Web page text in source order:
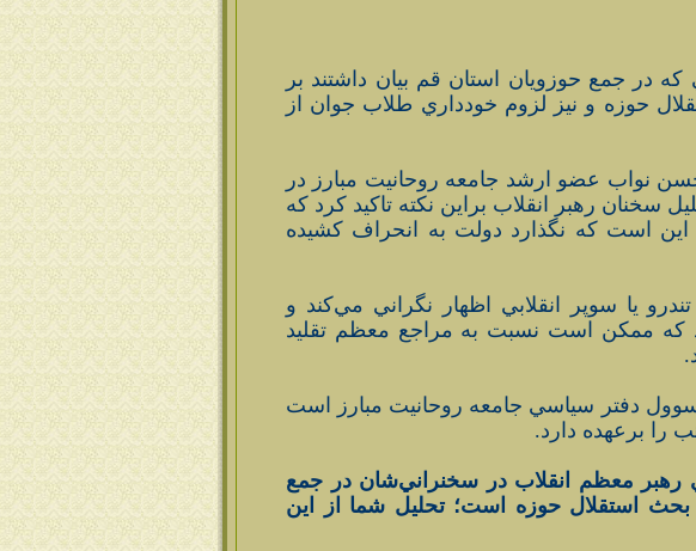
در جمع حوزويان استان قم بيان داشتند بر
حوزه و نيز لزوم خودداري طلاب جوان از
نواب عضو ارشد جامعه روحانيت مبارز در
سخنان رهبر انقلاب براين نكته تاكيد كرد كه
است كه نگذارد دولت به انحراف كشيده
يا سوپر انقلابي اظهار نگراني مي‌كند و
كه ممكن است نسبت به مراجع معظم تقليد
دفتر سياسي جامعه روحانيت مبارز است
را برعهده دارد.
رهبر معظم انقلاب در سخنراني‌شان در جمع
استقلال حوزه است؛ تحليل شما از اين